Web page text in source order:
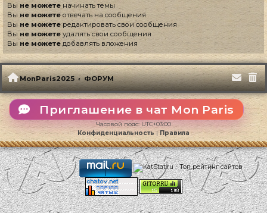
Выне можете начинать темы
Вы не можетеотвечать на сообщения
Вы не можетередактировать свои сообщения
Вы не можете удалять свои сообщения
Вы не можетедобавлять вложения
MonParis2025 ФОРУМ
Приглашение в чат Mon Paris
Часовой пояс:UTC+03:00
Конфиденциальность|Правила